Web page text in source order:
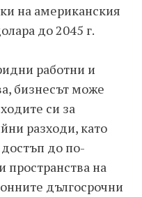
на американския
до 2045 г.
работни и
бизнесът може
си за
разходи, като
до по-
пространства на
дългосрочни